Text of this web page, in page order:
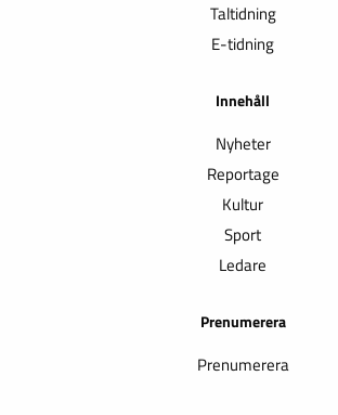
Taltidning
E-tidning
Innehåll
Nyheter
Reportage
Kultur
Sport
Ledare
Prenumerera
Prenumerera